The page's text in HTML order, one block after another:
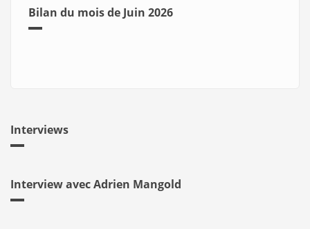
Bilan du mois de Juin 2026
Interviews
Interview avec Adrien Mangold